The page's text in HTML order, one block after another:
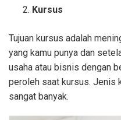
Kursus
Tujuan kursus adalah
yang kamu punya dan
usaha atau bisnis dengan
peroleh saat kursus. Jenis
sangat banyak.